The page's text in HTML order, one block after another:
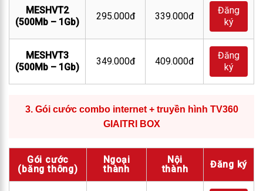
MESHVT2
(500Mb – 1Gb)
295.000đ 339.000đ
Đăng
ký
MESHVT3
(500Mb – 1Gb)
349.000đ 409.000đ
Đăng
ký
3. Gói cước combo internet + truyền hình TV360
GIAITRI BOX
Gói cước
(băng thông)
Ngoại
thành
Nội
thành
Đăng ký